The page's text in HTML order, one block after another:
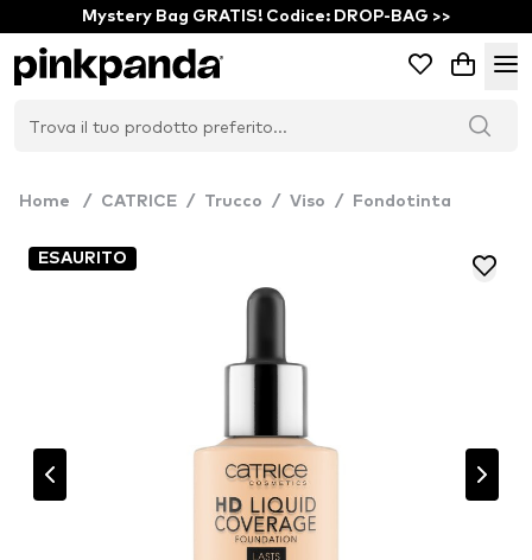
Mystery Bag GRATIS! Codice: DROP-BAG >>
Home / CATRICE / Trucco / Viso / Fondotinta
ESAURITO